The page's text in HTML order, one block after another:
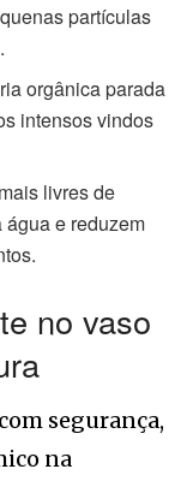
partículas
orgânica parada
intensos vindos
livres de
e reduzem
no vaso
com segurança,
na